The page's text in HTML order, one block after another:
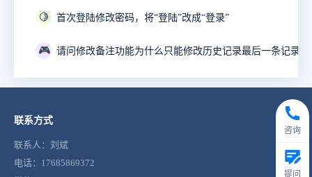
🍋 首次登陆修改密码，将“登陆”改成“登录”
🎮
联系方式
联系人：刘斌
电话：17685869372
咨询
提问